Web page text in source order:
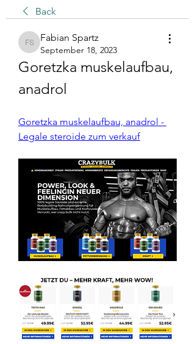
Back
Fabian Spartz
Fabian Spartz
September 18, 2023
Goretzka muskelaufbau,
anadrol
Goretzka muskelaufbau, anadrol -
Legale steroide zum verkauf